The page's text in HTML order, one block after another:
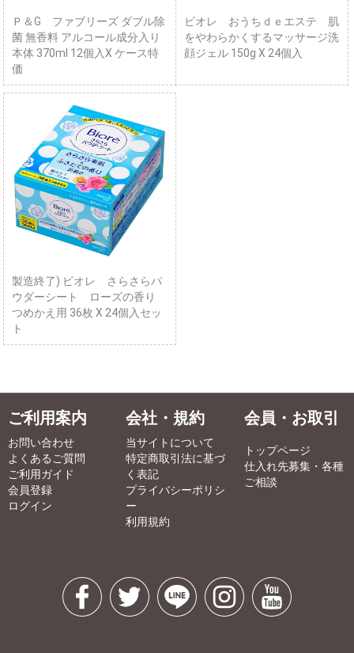
Ｐ＆G ファブリーズ ダブル除
菌 無香料 アルコール成分入り
本体 370ml 12個入X ケース特
価
ビオレ おうちｄｅエステ 肌
をやわらかくするマッサージ洗
顔ジェル 150g X 24個入
製造終了) ビオレ さらさらパ
ウダーシート ローズの香り
つめかえ用 36枚 X 24個入セッ
ト
ご利用案内
お問い合わせ
よくあるご質問
ご利用ガイド
会員登録
ログイン
会社・規約
当サイトについて
特定商取引法に基づ
く表記
プライバシーポリシ
ー
利用規約
会員・お取引
トップページ
仕入れ先募集・各種
ご相談